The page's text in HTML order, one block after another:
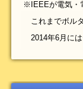
※IEEEが電気・
これまでボル
2014年6月に